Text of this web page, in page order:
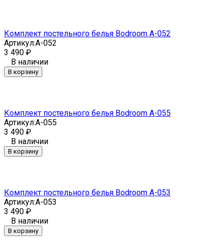
Комплект постельного белья Bodroom A-052
Артикул:A-052
3 490 ₽
В наличии
В корзину
Комплект постельного белья Bodroom A-055
Артикул:A-055
3 490 ₽
В наличии
В корзину
Комплект постельного белья Bodroom A-053
Артикул:A-053
3 490 ₽
В наличии
В корзину